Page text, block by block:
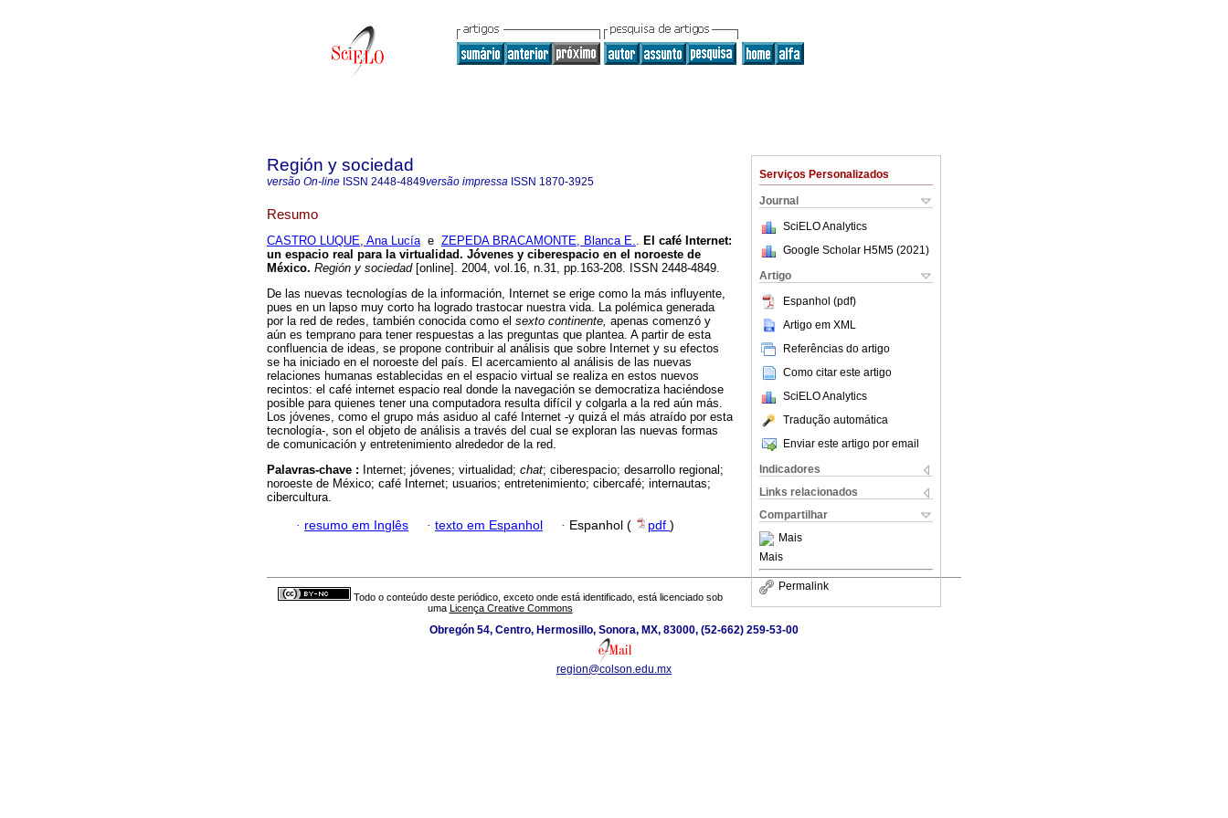
Serviços Personalizados
Journal
SciELO Analytics
Google Scholar H5M5 (2021 )
Artigo
Espanhol (pdf)
Artigo em XML
Referências do artigo
Como citar este artigo
SciELO Analytics
Tradução automática
Enviar este artigo por email
Indicadores
Links relacionados
Compartilhar
Mais
Mais
Permalink
Región y sociedad
versão On-line ISSN 2448-4849versão impressa ISSN 1870-3925
Resumo
CASTRO LUQUE, Ana Lucíae ZEPEDA BRACAMONTE, Blanca E.. El café Internet:
un espacio real para la virtualidad. Jóvenes y ciberespacio en el noroeste de
México. Región y sociedad[online]. 2004, vol.16, n.31, pp.163-208. ISSN 2448-4849.
De las nuevas tecnologías de la información, Internet se erige como la más influyente,
pues en un lapso muy corto ha logrado trastocar nuestra vida. La polémica generada
por la red de redes, también conocida como el sexto continente, apenas comenzó y
aún es temprano para tener respuestas a las preguntas que plantea. A partir de esta
confluencia de ideas, se propone contribuir al análisis que sobre Internet y su efectos
se ha iniciado en el noroeste del país. El acercamiento al análisis de las nuevas
relaciones humanas establecidas en el espacio virtual se realiza en estos nuevos
recintos: el café internet espacio real donde la navegación se democratiza haciéndose
posible para quienes tener una computadora resulta difícil y colgarla a la red aún más.
Los jóvenes, como el grupo más asiduo al café Internet -y quizá el más atraído por esta
tecnología-, son el objeto de análisis a través del cual se exploran las nuevas formas
de comunicación y entretenimiento alrededor de la red.
Palavras-chave : Internet; jóvenes; virtualidad; chat; ciberespacio; desarrollo regional;
noroeste de México; café Internet; usuarios; entretenimiento; cibercafé; internautas;
cibercultura.
· resumo em Inglês · texto em Espanhol · Espanhol ( pdf )
Todo o conteúdo deste periódico, exceto onde está identificado, está licenciado sob
uma Licença Creative Commons
Obregón 54, Centro, Hermosillo, Sonora, MX, 83000, (52-662) 259-53-00
region@colson.edu.mx